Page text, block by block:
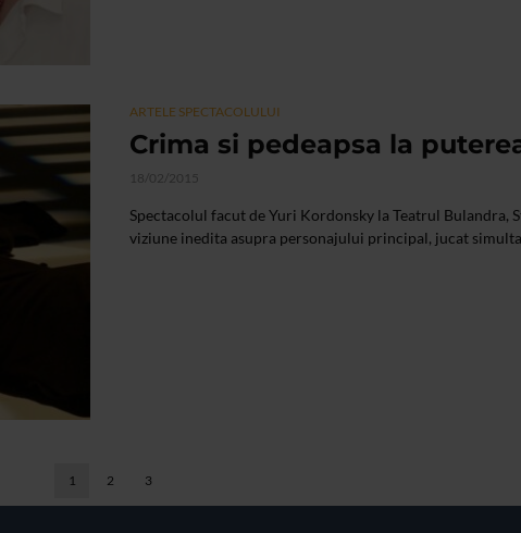
ARTELE SPECTACOLULUI
Crima si pedeapsa la
18/02/2015
Spectacolul facut de Yuri Kordonsky la Teatrul Bulandra,
viziune inedita asupra personajului principal, jucat
1 2 3